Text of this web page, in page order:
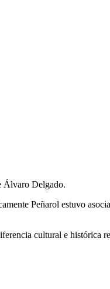
Álvaro Delgado.
Peñarol estuvo
cultural e